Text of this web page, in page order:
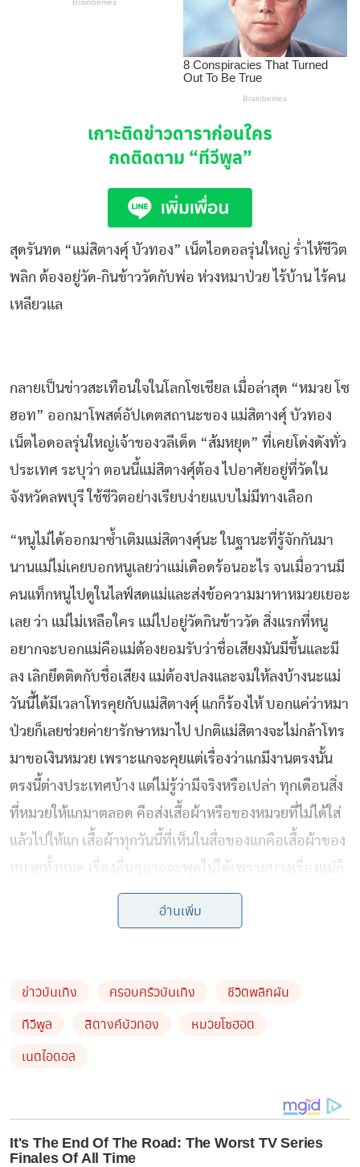
เกาะติดข่าวดาราก่อนใคร
กดติดตาม “ทีวีพูล”
สุดรันทด “แม่สิตางศุ์ บัวทอง” เน็ตไอดอลรุ่นใหญ่ ร่ำไห้ชีวิต
พลิก ต้องอยู่วัด-กินข้าววัดกับพ่อ ห่วงหมาป่วย ไร้บ้าน ไร้คน
เหลียวแล
กลายเป็นข่าวสะเทือนใจในโลกโซเชียล เมื่อล่าสุด “หมวย โซ
ฮอท” ออกมาโพสต์อัปเดตสถานะของ แม่สิตางศุ์ บัวทอง
เน็ตไอดอลรุ่นใหญ่เจ้าของวลีเด็ด “ส้มหยุด” ที่เคยโด่งดังทั่ว
ประเทศ ระบุว่า ตอนนี้แม่สิตางศุ์ต้อง ไปอาศัยอยู่ที่วัดใน
จังหวัดลพบุรี ใช้ชีวิตอย่างเรียบง่ายแบบไม่มีทางเลือก
“หนูไม่ได้ออกมาซ้ำเติมแม่สิตางศุ์นะ ในฐานะที่รู้จักกันมา
นานแม่ไม่เคยบอกหนูเลยว่าแม่เดือดร้อนอะไร จนเมื่อวานมี
คนแท็กหนูไปดูในไลฟ์สดแม่และส่งข้อความมาหาหมวยเยอะ
เลย ว่า แม่ไม่เหลือใคร แม่ไปอยู่วัดกินข้าววัด สิ่งแรกที่หนู
อยากจะบอกแม่คือแม่ต้องยอมรับว่าชื่อเสียงมันมีขึ้นและมี
ลง เลิกยึดติดกับชื่อเสียง แม่ต้องปลงและจมให้ลงบ้างนะแม่
วันนี้ได้มีเวลาโทรคุยกับแม่สิตางศุ์ แกก็ร้องไห้ บอกแค่ว่าหมา
ป่วยก็เลยช่วยค่ายารักษาหมาไป ปกติแม่สิตางจะไม่กล้าโทร
มาขอเงินหมวย เพราะแกจะคุยแต่เรื่องว่าแกมีงานตรงนั้น
ตรงนี้ต่างประเทศบ้าง แต่ไม่รู้ว่ามีจริงหรือเปล่า ทุกเดือนสิ่ง
ที่หมวยให้แกมาตลอด คือส่งเสื้อผ้าหรือของหมวยที่ไม่ได้ใส่
แล้วไปให้แก เสื้อผ้าทุกวันนี้ที่เห็นในสื่อของแกคือเสื้อผ้าของ
หมวยทั้งหมด เรื่องอื่นๆอาจจะพูดไม่ได้เพราะบางเรื่องแม่ก็
ไม่เคยฟังหนูเลย แม้กระทั่งคนอื่นๆที่มองแม่ ทั้งในแง่ไม่ดีกับ
ข่าวต่างๆที่ผ่านมา หนูก็ถือว่าได้ช่วยเหลือแม่ในฐานะเพื่อน
ข่าวอื่น ๆ ที่น่าสนใจ
ทหาร ฉก.ลาดหญ้า กกล.สุรสีห์ รวบต่างด้าวเถื่อน
สารภาพจ่ายค่าหัว 70,000 ใช้ไทยเป็นทางผ่านไป
ทำงานมาเลเซีย
“นิว-เมษา” เผยนาทีชีวิต คลอดลูกคนที่ 2 ฉุกเฉิน
กลางดึก ยังไม่ปิดอู่ ตั้งเป้ามี 4 คน – พร้อมคัม
แบ็กวงการบันเทิง
อ่านเพิ่ม
ข่าวบันเทิง ครอบครัวบันเทิง
ชีวิตพลิกผัน
ทีวีพูล
สิตางค์บัวทอง
หมวยโซฮอต
เนตไอดอล
It's The End Of The Road: The Worst TV Series
Finales Of All Time